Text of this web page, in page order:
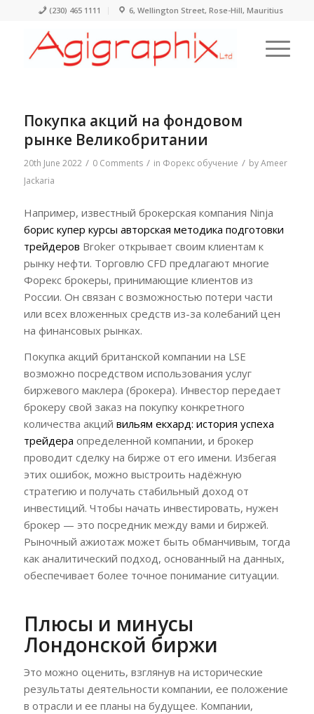
(230) 465 1111 6, Wellington Street, Rose-Hill, Mauritius
Покупка акций на фондовом
рынке Великобритании
20th June 2022 / 0 Comments / in Форекс обучение / byAmeer
Jackaria
Например, известный брокерская компания Ninja
борис купер курсы авторская методика подготовки
трейдеров Broker открывает своим клиентам к
рынку нефти. Торговлю CFD предлагают многие
Форекс брокеры, принимающие клиентов из
России. Он связан с возможностью потери части
или всех вложенных средств из-за колебаний цен
на финансовых рынках.
Покупка акций британской компании на LSE
возможно посредством использования услуг
биржевого маклера (брокера). Инвестор передает
брокеру свой заказ на покупку конкретного
количества акций вильям екхард: история успеха
трейдера определенной компании, и брокер
проводит сделку на бирже от его имени. Избегая
этих ошибок, можно выстроить надёжную
стратегию и получать стабильный доход от
инвестиций. Чтобы начать инвестировать, нужен
брокер — это посредник между вами и биржей.
Рыночный ажиотаж может быть обманчивым, тогда
как аналитический подход, основанный на данных,
обеспечивает более точное понимание ситуации.
Плюсы и минусы
Лондонской биржи
Это можно оценить, взглянув на исторические
результаты деятельности компании, ее положение
в отрасли и ее планы на будущее. Компании,